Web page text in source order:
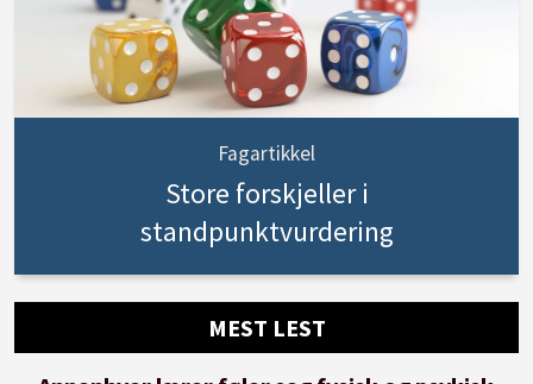
Fagartikkel
Store forskjeller i
standpunktvurdering
MEST LEST